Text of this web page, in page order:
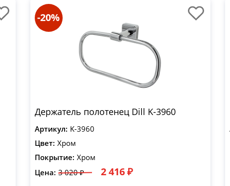
-20%
Держатель полотенец Dill K-3960
Артикул: K-3960
Цвет: Хром
Покрытие: Хром
Цена: 3 020 ₽ 2 416 ₽